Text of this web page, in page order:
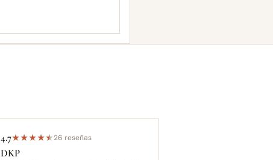
4.7★★★★★26 reseñas
DKP